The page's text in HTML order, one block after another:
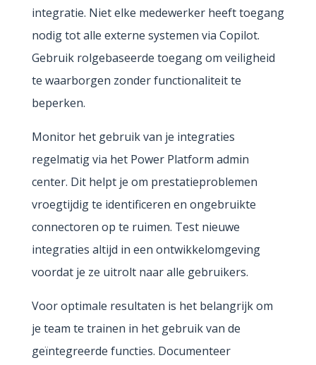
integratie. Niet elke medewerker heeft toegang
nodig tot alle externe systemen via Copilot.
Gebruik rolgebaseerde toegang om veiligheid
te waarborgen zonder functionaliteit te
beperken.
Monitor het gebruik van je integraties
regelmatig via het Power Platform admin
center. Dit helpt je om prestatieproblemen
vroegtijdig te identificeren en ongebruikte
connectoren op te ruimen. Test nieuwe
integraties altijd in een ontwikkelomgeving
voordat je ze uitrolt naar alle gebruikers.
Voor optimale resultaten is het belangrijk om
je team te trainen in het gebruik van de
geïntegreerde functies. Documenteer